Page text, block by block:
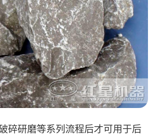
碎研磨等系列流程后才可用于后